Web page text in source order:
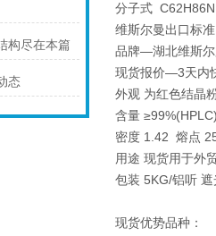
构尽在本篇
态
分子式
维斯尔曼出口标
品牌—湖北维斯
现货报价—3天内
外观 为红色结晶
含量
密度 1.42 熔点
用途 现货用于外
包装 5KG/铝听
现货优势品种：